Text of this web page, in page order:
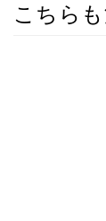
こちらも